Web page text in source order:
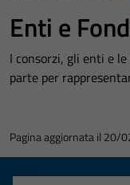
Enti e
I consorzi, gli enti e
parte per
Pagina aggiornata il 20/